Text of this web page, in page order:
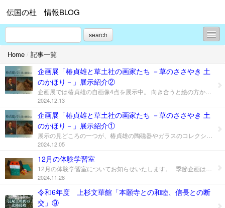
伝国の杜 情報BLOG
search
博物館情報
ホール情報
体験学習室
ミュージアムショップ
なんでも情報
プロフィール
お問合せ
Home / 記事一覧
企画展「椿貞雄と草土社の画家たち －草のささやき 土
のかほり－」展示紹介②
2024.12.13
企画展「椿貞雄と草土社の画家たち －草のささやき 土
のかほり－」展示紹介①
2024.12.05
12月の体験学習室
2024.11.28
令和6年度 上杉文華館「本願寺との和睦、信長との断
交」⑨